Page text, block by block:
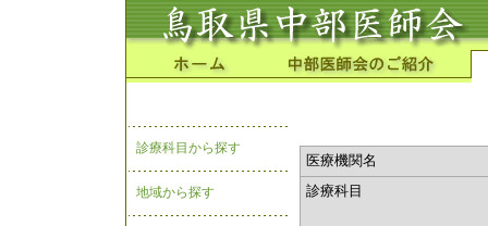
診療科目から探す
地域から探す
医療機関名
診療科目